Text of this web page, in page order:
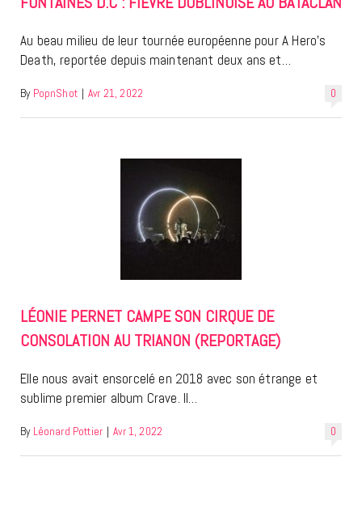
Au beau milieu de leur tournée européenne pour A Hero’s
Death, reportée depuis maintenant deux ans et…
0
By PopnShot | Avr 21, 2022
LÉONIE PERNET CAMPE SON CIRQUE DE
CONSOLATION AU TRIANON (REPORTAGE)
Elle nous avait ensorcelé en 2018 avec son étrange et
sublime premier album Crave. Il…
0
By Léonard Pottier | Avr 1, 2022